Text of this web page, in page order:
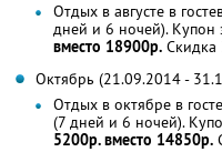
Отдых в августе в
дней и 6 ночей). Купон
вместо 18900р. Скидка
Октябрь (21.09.2014 -
Отдых в октябре в
(7 дней и 6 ночей).
5200р. вместо 14850р.